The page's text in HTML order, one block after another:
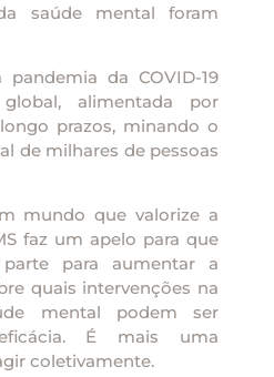
saúde mental foram
da COVID-19
alimentada por
prazos, minando o
de milhares de pessoas
mundo que valorize a
faz um apelo para que
para aumentar a
quais intervenções na
mental podem ser
É mais uma
coletivamente.